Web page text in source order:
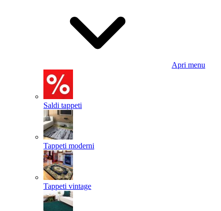
Apri menu
Saldi tappeti
Tappeti moderni
Tappeti vintage